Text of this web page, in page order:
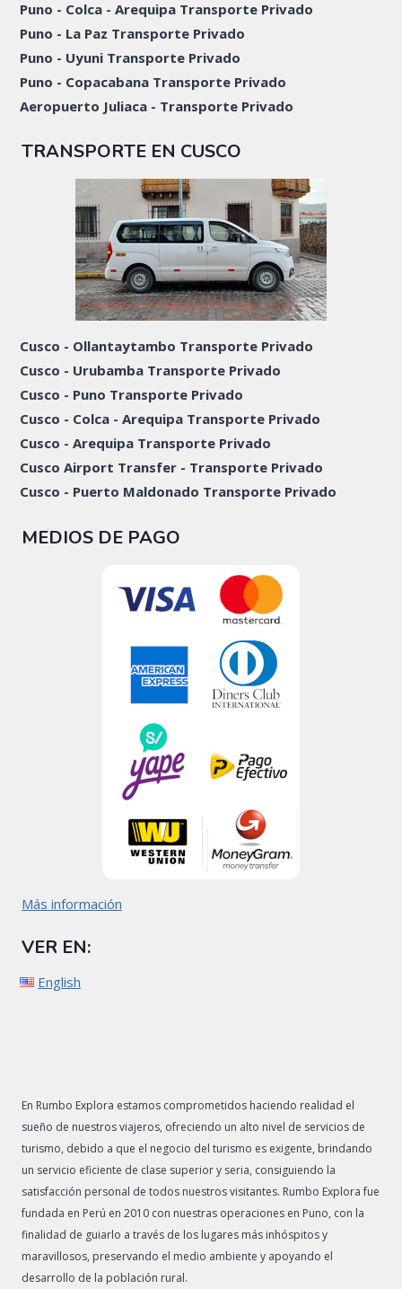
Puno - Colca - Arequipa Transporte Privado
Puno - La Paz Transporte Privado
Puno - Uyuni Transporte Privado
Puno - Copacabana Transporte Privado
Aeropuerto Juliaca - Transporte Privado
TRANSPORTE EN CUSCO
Cusco - Ollantaytambo Transporte Privado
Cusco - Urubamba Transporte Privado
Cusco - Puno Transporte Privado
Cusco - Colca - Arequipa Transporte Privado
Cusco - Arequipa Transporte Privado
Cusco Airport Transfer - Transporte Privado
Cusco - Puerto Maldonado Transporte Privado
MEDIOS DE PAGO
Más información
VER EN:
English
En Rumbo Explora estamos comprometidos haciendo realidad el
sueño de nuestros viajeros, ofreciendo un alto nivel de servicios de
turismo, debido a que el negocio del turismo es exigente, brindando
un servicio eficiente de clase superior y seria, consiguiendo la
satisfacción personal de todos nuestros visitantes. Rumbo Explora fue
fundada en Perú en 2010 con nuestras operaciones en Puno, con la
finalidad de guiarlo a través de los lugares más inhóspitos y
maravillosos, preservando el medio ambiente y apoyando el
desarrollo de la población rural.